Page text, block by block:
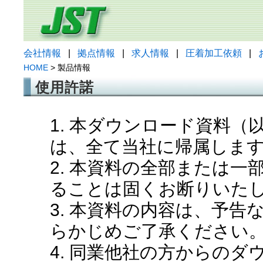
会社情報 拠点情報 求人情報 圧着加工依頼
HOME > 製品情報
使用許諾
1. 本ダウンロード資料（
は、全て当社に帰属しま
2. 本資料の全部または一
ることは固くお断りいた
3. 本資料の内容は、予告
らかじめご了承ください
4. 同業他社の方からのダ